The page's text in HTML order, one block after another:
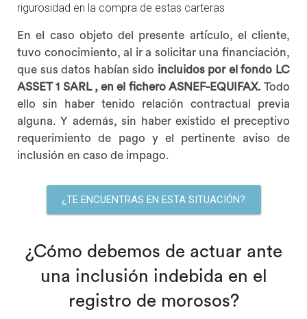
rigurosidad en la compra de estas carteras
En el caso objeto del presente artículo, el cliente,
tuvo conocimiento, al ir a solicitar una financiación,
que sus datos habían sido incluidos por el fondo LC
ASSET 1 SARL , en el fichero ASNEF-EQUIFAX. Todo
ello sin haber tenido relación contractual previa
alguna. Y además, sin haber existido el preceptivo
requerimiento de pago y el pertinente aviso de
inclusión en caso de impago.
¿TE ENCUENTRAS EN ESTA SITUACIÓN?
¿Cómo debemos de actuar ante
una inclusión indebida en el
registro de morosos?